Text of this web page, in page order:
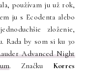
používam ju už rok,
ju s Ecodenta alebo
zloženie,
Rada by som si ku 30
Advanced Night
. Značku Korres